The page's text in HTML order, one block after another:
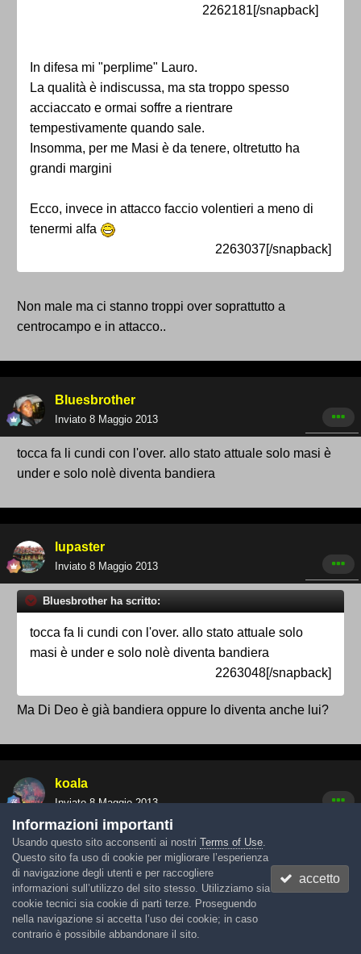
2262181[/snapback]
In difesa mi "perplime" Lauro.
La qualità è indiscussa, ma sta troppo spesso
acciaccato e ormai soffre a rientrare
tempestivamente quando sale.
Insomma, per me Masi è da tenere, oltretutto ha
grandi margini
Ecco, invece in attacco faccio volentieri a meno di
tenermi alfa
2263037[/snapback]
Non male ma ci stanno troppi over soprattutto a
centrocampo e in attacco..
Bluesbrother
Inviato 8 Maggio 2013
tocca fa li cundi con l'over. allo stato attuale solo masi è
under e solo nolè diventa bandiera
lupaster
Inviato 8 Maggio 2013
Bluesbrother ha scritto:
tocca fa li cundi con l'over. allo stato attuale solo
masi è under e solo nolè diventa bandiera
2263048[/snapback]
Ma Di Deo è già bandiera oppure lo diventa anche lui?
koala
Inviato8 Maggio 2013
lupaster ha scritto:
Bluesbrother ha scritto:
tocca fa li cundi con l'over. allo stato attuale solo
masi è under e solo nolè diventa bandiera
Informazioni importanti
Usando questo sito acconsenti ai nostri Terms of Use.
Questo sito fa uso di cookie per migliorare l’esperienza
di navigazione degli utenti e per raccogliere
informazioni sull’utilizzo del sito stesso. Utilizziamo sia
cookie tecnici sia cookie di parti terze. Proseguendo
nella navigazione si accetta l’uso dei cookie; in caso
contrario è possibile abbandonare il sito.
accetto